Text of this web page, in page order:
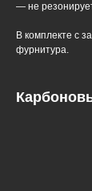
— не
В комплекте с
фурнитура.